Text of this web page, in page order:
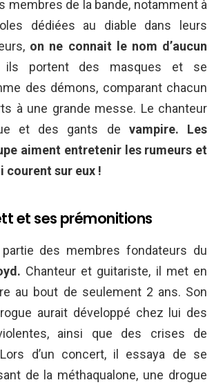
membres de la bande, notamment à
dédiées au diable dans leurs
on ne connait le nom d’aucun
ils portent des masques et se
des démons, comparant chacun
à une grande messe. Le chanteur
et des gants de vampire. Les
aiment entretenir les rumeurs et
courent sur eux !
et ses prémonitions
des membres fondateurs du
Chanteur et guitariste, il met en
au bout de seulement 2 ans. Son
aurait développé chez lui des
ainsi que des crises de
d’un concert, il essaya de se
de la méthaqualone, une drogue